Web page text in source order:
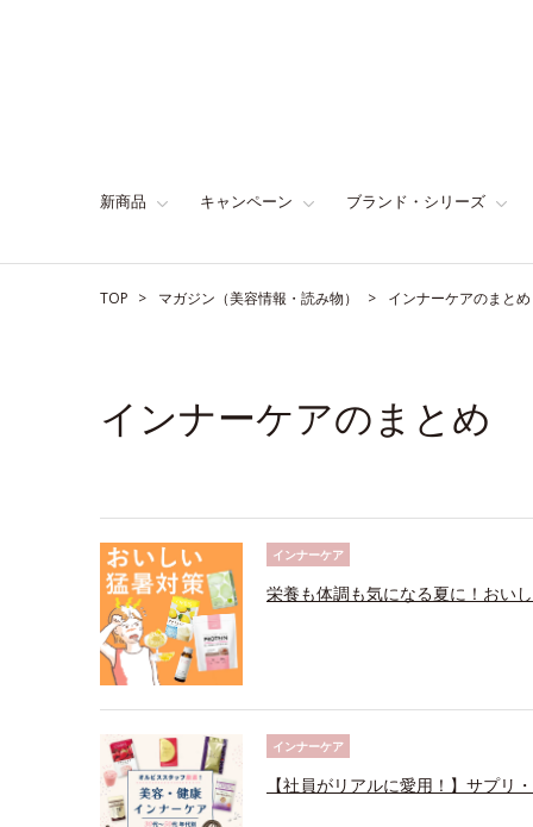
新商品 キャンペーン ブランド・シリーズ
TOP マガジン（美容情報・読み物） インナーケアのまとめ
インナーケアのまとめ
インナーケア
栄養も体調も気になる夏に！おい
インナーケア
【社員がリアルに愛用！】サプリ